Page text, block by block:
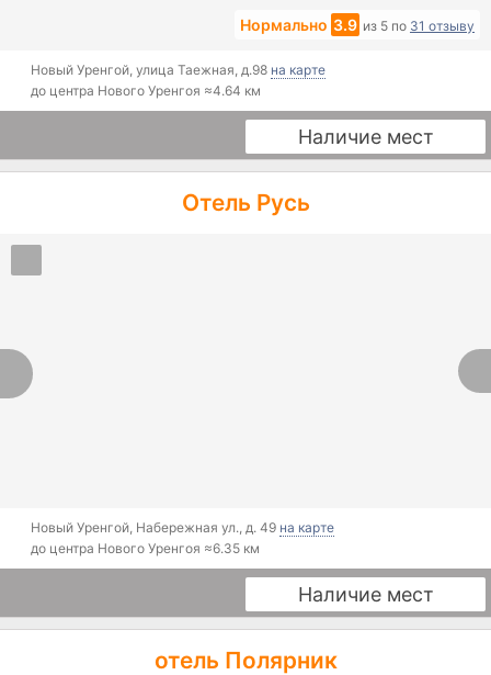
Нормально 3.9 из 5 по 31 отзыву
Новый Уренгой, улица Таежная, д.98 на карте
до центра Нового Уренгоя ≈4.64 км
Наличие мест
Отель Русь
Новый Уренгой, Набережная ул., д. 49 на карте
до центра Нового Уренгоя ≈6.35 км
Наличие мест
отель Полярник